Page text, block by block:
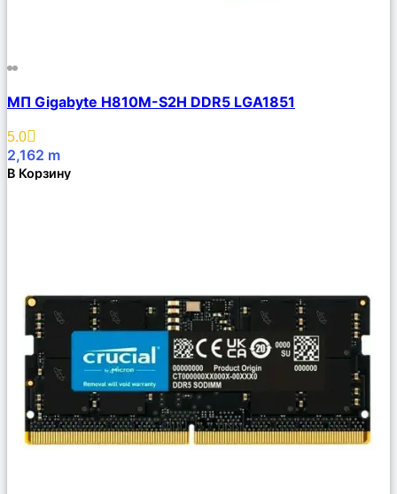
Описание
Избранное
МП Gigabyte H810M-S2H DDR5 LGA1851
5.0
2,162 m
В Корзину